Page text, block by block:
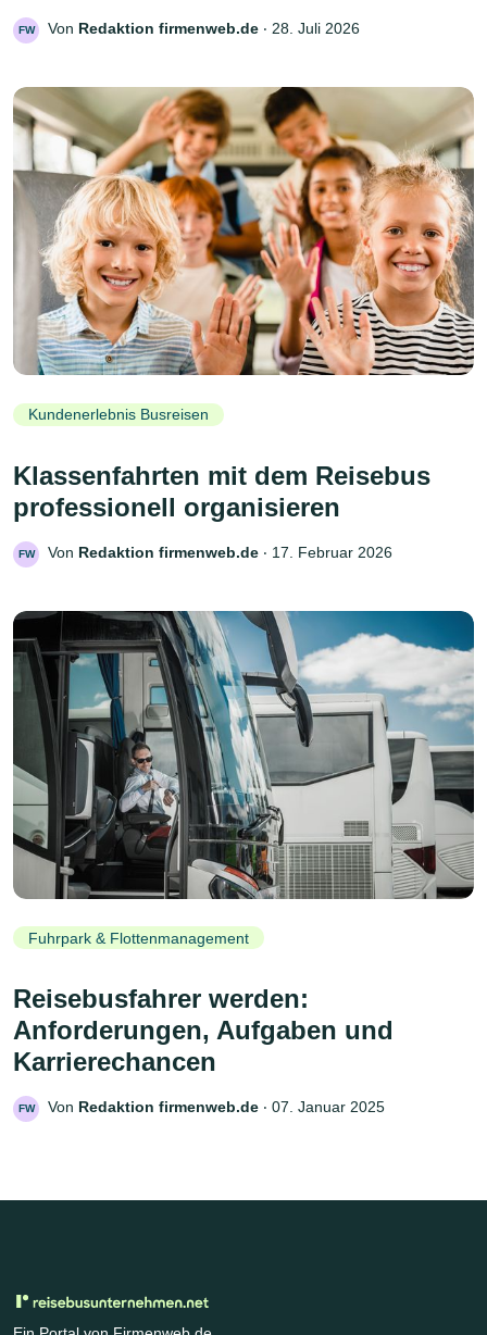
FW Von Redaktion firmenweb.de ‧ 28. Juli 2026
Kundenerlebnis Busreisen
Klassenfahrten mit dem Reisebus
professionell organisieren
FW Von Redaktion firmenweb.de ‧ 17. Februar 2026
Fuhrpark & Flottenmanagement
Reisebusfahrer werden:
Anforderungen, Aufgaben und
Karrierechancen
FW Von Redaktion firmenweb.de ‧ 07. Januar 2025